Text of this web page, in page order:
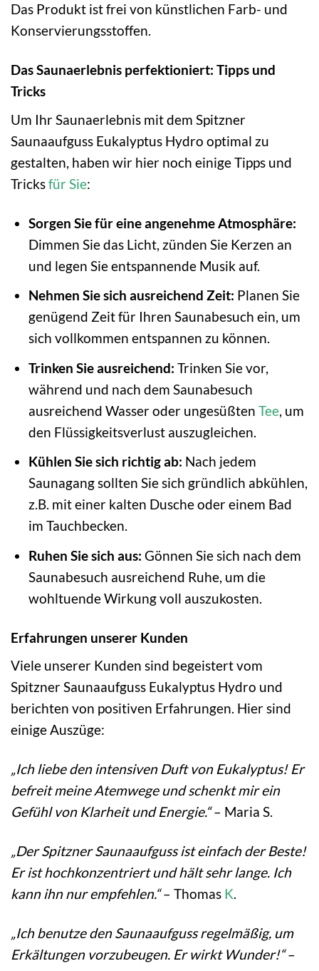
Das Produkt ist frei von künstlichen Farb- und
Konservierungsstoffen.
Das Saunaerlebnis perfektioniert: Tipps und
Tricks
Um Ihr Saunaerlebnis mit dem Spitzner
Saunaaufguss Eukalyptus Hydro optimal zu
gestalten, haben wir hier noch einige Tipps und
Tricksfür Sie:
Sorgen Sie für eine angenehme Atmosphäre:
Dimmen Sie das Licht, zünden Sie Kerzen an
und legen Sie entspannende Musik auf.
Nehmen Sie sich ausreichend Zeit: Planen Sie
genügend Zeit für Ihren Saunabesuch ein, um
sich vollkommen entspannen zu können.
Trinken Sie ausreichend: Trinken Sie vor,
während und nach dem Saunabesuch
ausreichend Wasser oder ungesüßten Tee, um
den Flüssigkeitsverlust auszugleichen.
Kühlen Sie sich richtig ab: Nach jedem
Saunagang sollten Sie sich gründlich abkühlen,
z.B. mit einer kalten Dusche oder einem Bad
im Tauchbecken.
Ruhen Sie sich aus: Gönnen Sie sich nach dem
Saunabesuch ausreichend Ruhe, um die
wohltuende Wirkung voll auszukosten.
Erfahrungen unserer Kunden
Viele unserer Kunden sind begeistert vom
Spitzner Saunaaufguss Eukalyptus Hydro und
berichten von positiven Erfahrungen. Hier sind
einige Auszüge:
„Ich liebe den intensiven Duft von Eukalyptus! Er
befreit meine Atemwege und schenkt mir ein
Gefühl von Klarheit und Energie.“– Maria S.
„Der Spitzner Saunaaufguss ist einfach der Beste!
Er ist hochkonzentriert und hält sehr lange. Ich
kann ihn nur empfehlen.“– Thomas K.
„Ich benutze den Saunaaufguss regelmäßig, um
Erkältungen vorzubeugen. Er wirkt Wunder!“–